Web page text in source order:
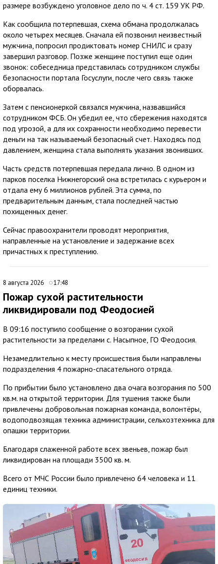
размере возбуждено уголовное дело по ч. 4 ст. 159 УК РФ.
Как сообщила потерпевшая, схема обмана продолжалась
около четырех месяцев. Сначала ей позвонил неизвестный
мужчина, попросил продиктовать номер СНИЛС и сразу
завершил разговор. Позже женщине поступил еще один
звонок: собеседница представилась сотрудником службы
безопасности портала Госуслуги, после чего связь также
оборвалась.
Затем с пенсионеркой связался мужчина, назвавшийся
сотрудником ФСБ. Он убедил ее, что сбережения находятся
под угрозой, а для их сохранности необходимо перевести
деньги на так называемый безопасный счет. Находясь под
давлением, женщина стала выполнять указания звонивших.
Часть средств потерпевшая передала лично. В одном из
парков поселка Нижнегорский она встретилась с курьером и
отдала ему 6 миллионов рублей. Эта сумма, по
предварительным данным, стала последней частью
похищенных денег.
Сейчас правоохранители проводят мероприятия,
направленные на установление и задержание всех
причастных к преступлению.
8 августа 2026 17:48
Пожар сухой растительности
ликвидировали под Феодосией
В 09:16 поступило сообщение о возгорании сухой
растительности за пределами с. Насыпное, ГО Феодосия.
Незамедлительно к месту происшествия были направлены
подразделения 4 пожарно-спасательного отряда.
По прибытии было установлено два очага возгорания по 500
кв.м. на открытой территории. Для тушения также были
привлечены добровольная пожарная команда, волонтёры,
водоподвозящая техника администрации, сельхозтехника для
опашки территории.
Благодаря слаженной работе всех звеньев, пожар был
ликвидирован на площади 3500 кв. м.
Всего от МЧС России было привлечено 64 человека и 11
единиц техники.